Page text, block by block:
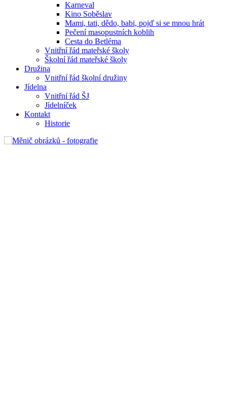
Karneval
Kino Soběslav
Mami, tati, dědo, babi, pojď si se mnou hrát
Pečení masopustních koblih
Cesta do Betléma
Vnitřní řád mateřské školy
Školní řád mateřské školy
Družina
Vnitřní řád školní družiny
Jídelna
Vnitřní řád ŠJ
Jídelníček
Kontakt
Historie